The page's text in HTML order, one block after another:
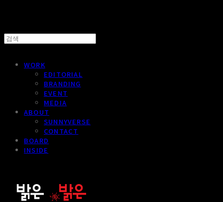
WORK
EDITORIAL
BRANDING
EVENT
MEDIA
ABOUT
SUNNYVERSE
CONTACT
BOARD
INSIDE